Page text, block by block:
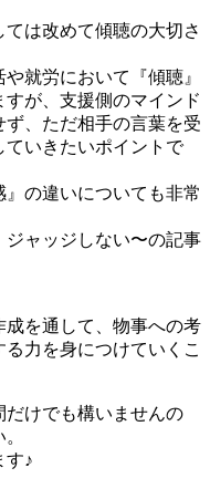
は改めて傾聴の大切さ
就労において『傾聴』
が、支援側のマインド
、ただ相手の言葉を受
いきたいポイントで
の違いについても非常
ャッジしない〜の記事
成を通して、物事への考
力を身につけていくこ
けでも構いませんの
す♪